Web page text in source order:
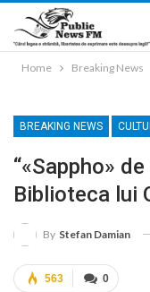
Home Breaking News
BREAKING NEWS
“«Sappho»
Biblioteca lui
By Stefan Damian
0
563